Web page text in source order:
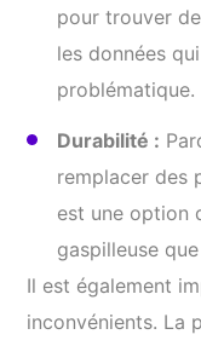
pour trouver
les données
problématique.
Durabilité :
remplacer des
est une option
gaspilleuse
Il est également
inconvénients. La